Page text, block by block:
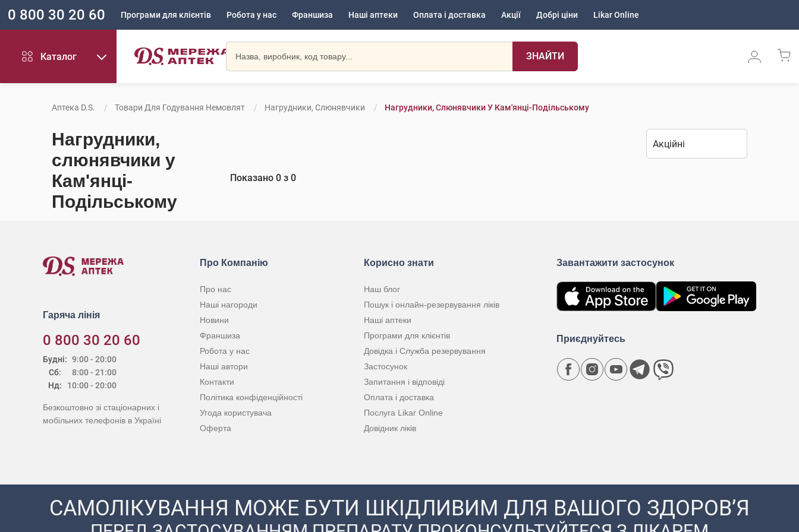
0 800 30 20 60 Програми для клієнтів Робота у нас Франшиза Наші аптеки Оплата і доставка Акції Добрі ціни Likar Online
Каталог ЗНАЙТИ
Аптека D.S. Товари Для Годування Немовлят Нагрудники, Слюнявчики Нагрудники, Слюнявчики У Кам'янці-Подільському
Нагрудники,
слюнявчики у
Кам'янці-
Подільському
Показано 0 з 0
Гаряча лінія
0 800 30 20 60
Будні:
Сб:
Нд:
9:00 - 20:00
8:00 - 21:00
10:00 - 20:00
Безкоштовно зі стаціонарних і
мобільних телефонів в Україні
Про Компанію
Про нас
Наші нагороди
Новини
Франшиза
Робота у нас
Наші автори
Контакти
Політика конфіденційності
Угода користувача
Оферта
Корисно знати
Наш блог
Пошук і онлайн-резервування ліків
Наші аптеки
Програми для клієнтів
Довідка і Служба резервування
Застосунок
Запитання і відповіді
Оплата і доставка
Послуга Likar Online
Довідник ліків
Завантажити застосунок
Приєднуйтесь
САМОЛІКУВАННЯ МОЖЕ БУТИ ШКІДЛИВИМ ДЛЯ ВАШОГО ЗДОРОВ’Я